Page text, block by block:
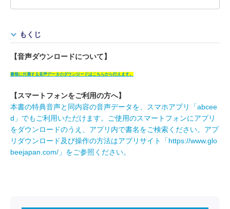
もくじ
【音声ダウンロードについて】
書籍に付属する音声データのダウンロードはこちらから行えます。
【スマートフォンをご利用の方へ】
本書の特典音声と同内容の音声データを、スマホアプリ「abcee
d」でもご利用いただけます。ご使用のスマートフォンにアプリ
をダウンロードのうえ、アプリ内で書名をご検索ください。アプ
リダウンロード及び操作の方法はアプリサイト「https://www.glo
beejapan.com/」をご参照ください。